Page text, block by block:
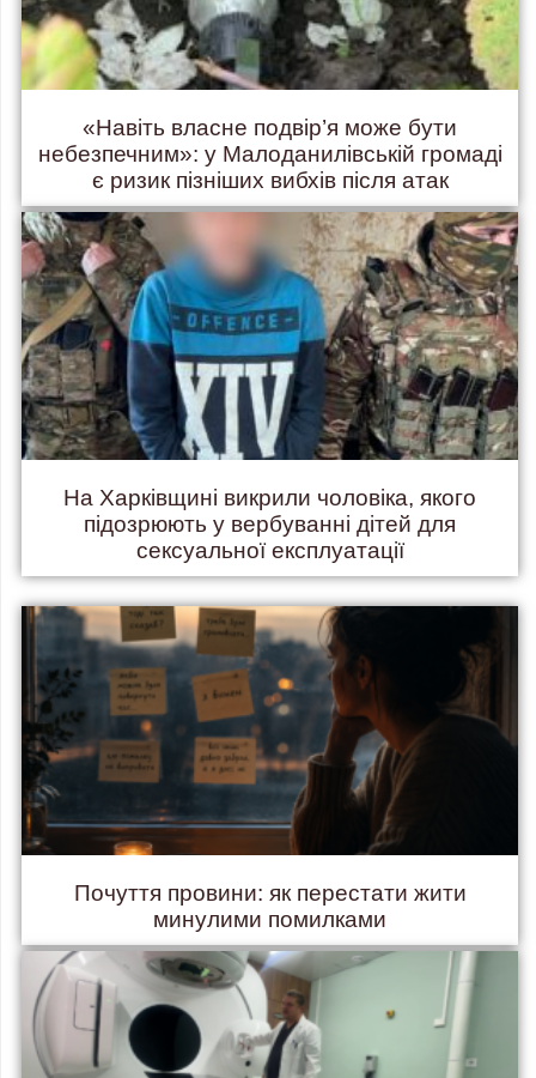
«Навіть власне подвір’я може бути
небезпечним»: у Малоданилівській громаді
є ризик пізніших вибхів після атак
На Харківщині викрили чоловіка, якого
підозрюють у вербуванні дітей для
сексуальної експлуатації
Почуття провини: як перестати жити
минулими помилками